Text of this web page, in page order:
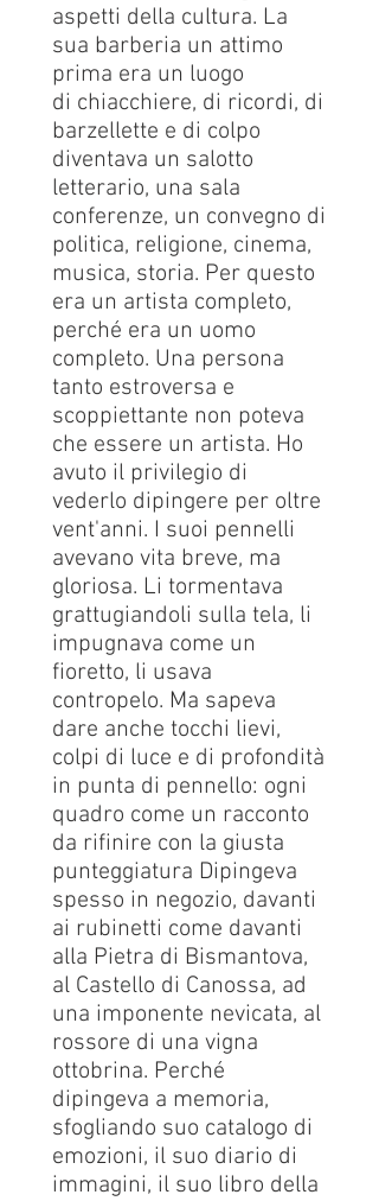
aspetti della cultura. La
sua barberia un attimo
prima era un luogo
di chiacchiere, di ricordi, di
barzellette e di colpo
diventava un salotto
letterario, una sala
conferenze, un convegno di
politica, religione, cinema,
musica, storia. Per questo
era un artista completo,
perché era un uomo
completo. Una persona
tanto estroversa e
scoppiettante non poteva
che essere un artista. Ho
avuto il privilegio di
vederlo dipingere per oltre
vent'anni. I suoi pennelli
avevano vita breve, ma
gloriosa. Li tormentava
grattugiandoli sulla tela, li
impugnava come un
fioretto, li usava
contropelo. Ma sapeva
dare anche tocchi lievi,
colpi di luce e di profondità
in punta di pennello: ogni
quadro come un racconto
da rifinire con la giusta
punteggiatura Dipingeva
spesso in negozio, davanti
ai rubinetti come davanti
alla Pietra di Bismantova,
al Castello di Canossa, ad
una imponente nevicata, al
rossore di una vigna
ottobrina. Perché
dipingeva a memoria,
sfogliando suo catalogo di
emozioni, il suo diario di
immagini, il suo libro della